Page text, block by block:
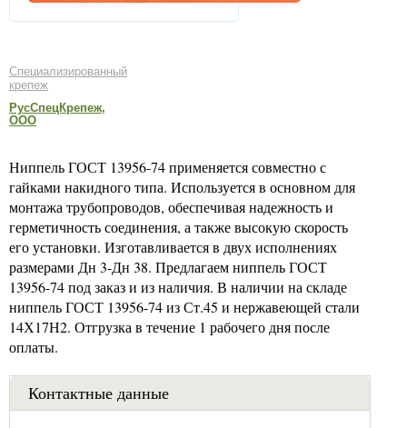
Специализированный
крепеж
РусСпецКрепеж,
ООО
Ниппель ГОСТ 13956-74 применяется совместно с
гайками накидного типа. Используется в основном для
монтажа трубопроводов, обеспечивая надежность и
герметичность соединения, а также высокую скорость
его установки. Изготавливается в двух исполнениях
размерами Дн 3-Дн 38. Предлагаем ниппель ГОСТ
13956-74 под заказ и из наличия. В наличии на складе
ниппель ГОСТ 13956-74 из Ст.45 и нержавеющей стали
14Х17Н2. Отгрузка в течение 1 рабочего дня после
оплаты.
Контактные данные